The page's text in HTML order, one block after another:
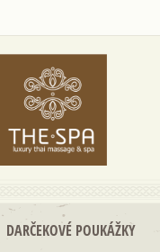
DARČEKOVÉ POUKÁŽKY